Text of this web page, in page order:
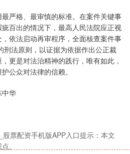
严格、最审慎的标准。在案件关键事
百出的情况下，最高人民法院应正视
依法启动再审程序，全面核查案件事
刑法原则，以证据为依据作出公正裁
更是对法治精神的践行，唯有如此，
公众对法律的信赖。
中华
票配资手机版APP入口提示：本文
。
-10.14 -0.22%